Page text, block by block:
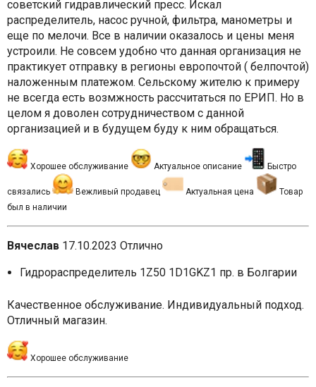
советский гидравлический пресс. Искал
распределитель, насос ручной, фильтра, манометры и
еще по мелочи. Все в наличии оказалось и цены меня
устроили. Не совсем удобно что данная организация не
практикует отправку в регионы европочтой ( белпочтой)
наложенным платежом. Сельскому жителю к примеру
не всегда есть возмжность рассчитаться по ЕРИП. Но в
целом я доволен сотрудничеством с данной
организацией и в будущем буду к ним обращаться.
Хорошее обслуживание Актуальное описание Быстро
связались Вежливый продавец Актуальная цена
Товар
был в наличии
Вячеслав 17.10.2023 Отлично
Гидрораспределитель 1Z50 1D1GKZ1 пр. в Болгарии
Качественное обслуживание. Индивидуальный подход.
Отличный магазин.
Хорошее обслуживание